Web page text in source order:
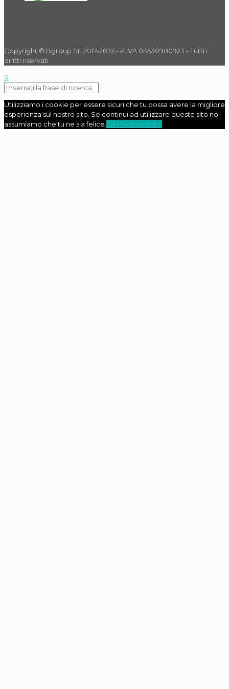
Copyright © Bgroup Srl 2017-2022 - P.IVA 03530980923 - Tutti i
diritti riservati
0
Utilizziamo i cookie per essere sicuri che tu possa avere la migliore
esperienza sul nostro sito. Se continui ad utilizzare questo sito noi
assumiamo che tu ne sia felice. OkPrivacy policy